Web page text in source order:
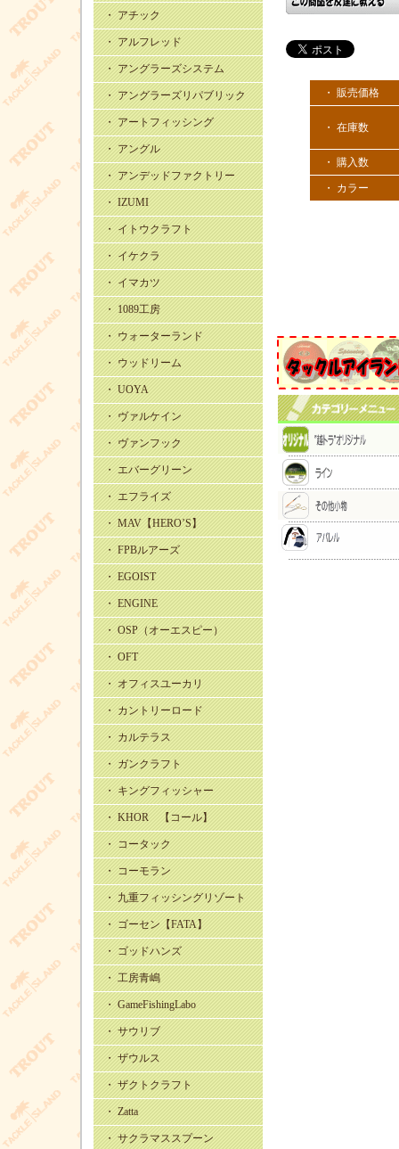
・ アチック
・ アルフレッド
・ アングラーズシステム
・ アングラーズリパブリック
・ アートフィッシング
・ アングル
・ アンデッドファクトリー
・ IZUMI
・ イトウクラフト
・ イケクラ
・ イマカツ
・ 1089工房
・ ウォーターランド
・ ウッドリーム
・ UOYA
・ ヴァルケイン
・ ヴァンフック
・ エバーグリーン
・ エフライズ
・ MAV【HERO’S】
・ FPBルアーズ
・ EGOIST
・ ENGINE
・ OSP（オーエスピー）
・ OFT
・ オフィスユーカリ
・ カントリーロード
・ カルテラス
・ ガンクラフト
・ キングフィッシャー
・ KHOR 【コール】
・ コータック
・ コーモラン
・ 九重フィッシングリゾート
・ ゴーセン【FATA】
・ ゴッドハンズ
・ 工房青嶋
・ GameFishingLabo
・ サウリブ
・ ザウルス
・ ザクトクラフト
・ Zatta
・ サクラマススプーン
・ 販売価格
・ 在庫数
・ 購入数
・ カラー